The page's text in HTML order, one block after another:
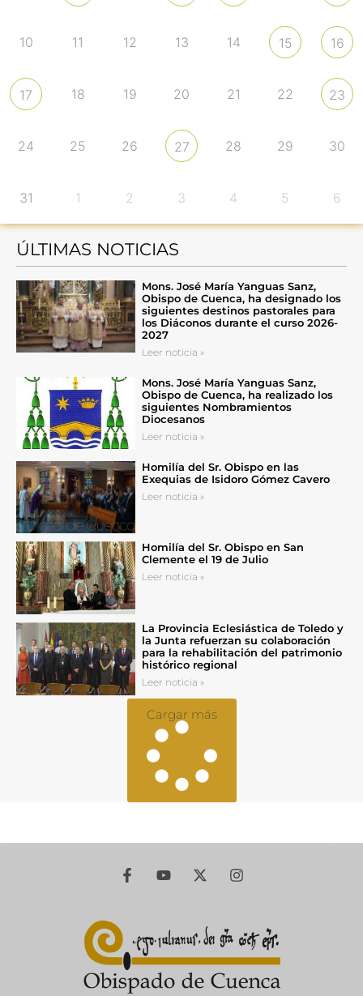
10 11 12 13 14 15 16
17 18 19 20 21 22 23
24 25 26 27 28 29 30
31 1 2 3 4 5 6
ÚLTIMAS NOTICIAS
Mons. José María Yanguas Sanz,
Obispo de Cuenca, ha designado los
siguientes destinos pastorales para
los Diáconos durante el curso 2026-
2027
Leer noticia »
Mons. José María Yanguas Sanz,
Obispo de Cuenca, ha realizado los
siguientes Nombramientos
Diocesanos
Leer noticia »
Homilía del Sr. Obispo en las
Exequias de Isidoro Gómez Cavero
Leer noticia »
Homilía del Sr. Obispo en San
Clemente el 19 de Julio
Leer noticia »
La Provincia Eclesiástica de Toledo y
la Junta refuerzan su colaboración
para la rehabilitación del patrimonio
histórico regional
Leer noticia »
Cargar más